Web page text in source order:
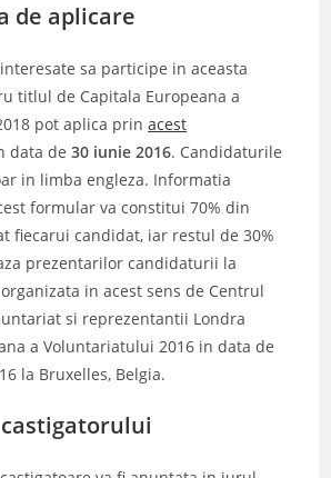
de aplicare
sa participe in aceasta
titlul de Capitala Europeana a
pot aplica prinacest
data de30 iunie 2016. Candidaturile
in limba engleza. Informatia
formular va constitui 70% din
fiecarui candidat, iar restul de 30%
prezentarilor candidaturii la
in acest sens de Centrul
si reprezentantii Londra
a Voluntariatului 2016 in data de
la Bruxelles, Belgia.